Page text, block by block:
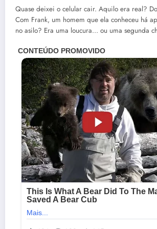
Quase deixei o celular cair. Aquilo era real?
Com Frank, um homem que ela conheceu há
no asilo? Era uma loucura… ou uma segunda